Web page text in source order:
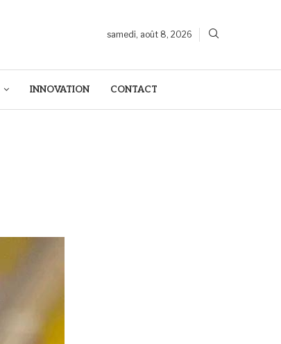
samedi, août 8, 2026
INNOVATION CONTACT